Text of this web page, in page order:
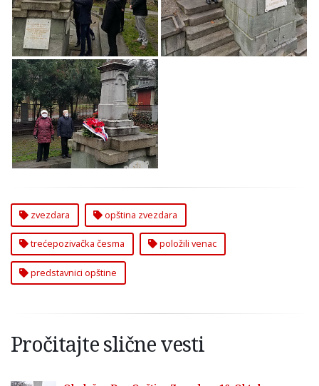
Predstavnici GO
Zvezdara Položili
Venac na
Trećepozivačku
Česmu
zvezdara opština zvezdara
trećepozivačka česma položili venac
predstavnici opštine
Pročitajte slične vesti